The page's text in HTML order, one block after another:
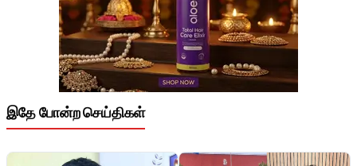
இதே போன்ற செய்திகள்